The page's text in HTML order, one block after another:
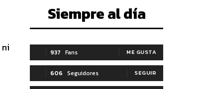
Siempre al día
937 Fans ME GUSTA
606 Seguidores SEGUIR